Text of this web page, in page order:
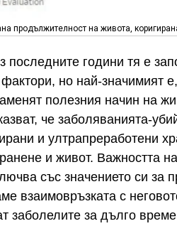
продължителност на живота,
години тя е
но най-значимият
полезния начин на
че заболяванията-
и ултрапреработени
и живот. Важността
със значението си за
взаимовръзката с
заболелите за дълго